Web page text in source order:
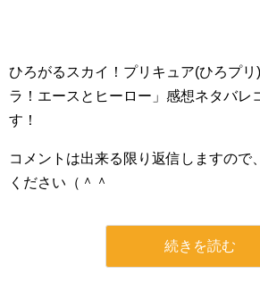
ひろがるスカイ！プリキュア(ひろプ
ラ！エースとヒーロー」感想ネタバレ
す！
コメントは出来る限り返信しますので
ください（＾＾
続きを読む